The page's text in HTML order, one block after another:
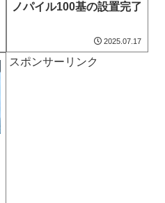
ノパイル100基の設置完了
2025.07.17
スポンサーリンク